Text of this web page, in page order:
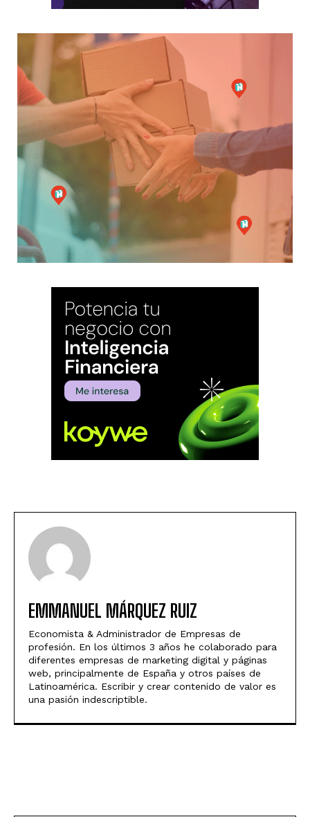
EMMANUEL MÁRQUEZ RUIZ
Economista & Administrador de Empresas de
profesión. En los últimos 3 años he colaborado para
diferentes empresas de marketing digital y páginas
web, principalmente de España y otros países de
Latinoamérica. Escribir y crear contenido de valor es
una pasión indescriptible.